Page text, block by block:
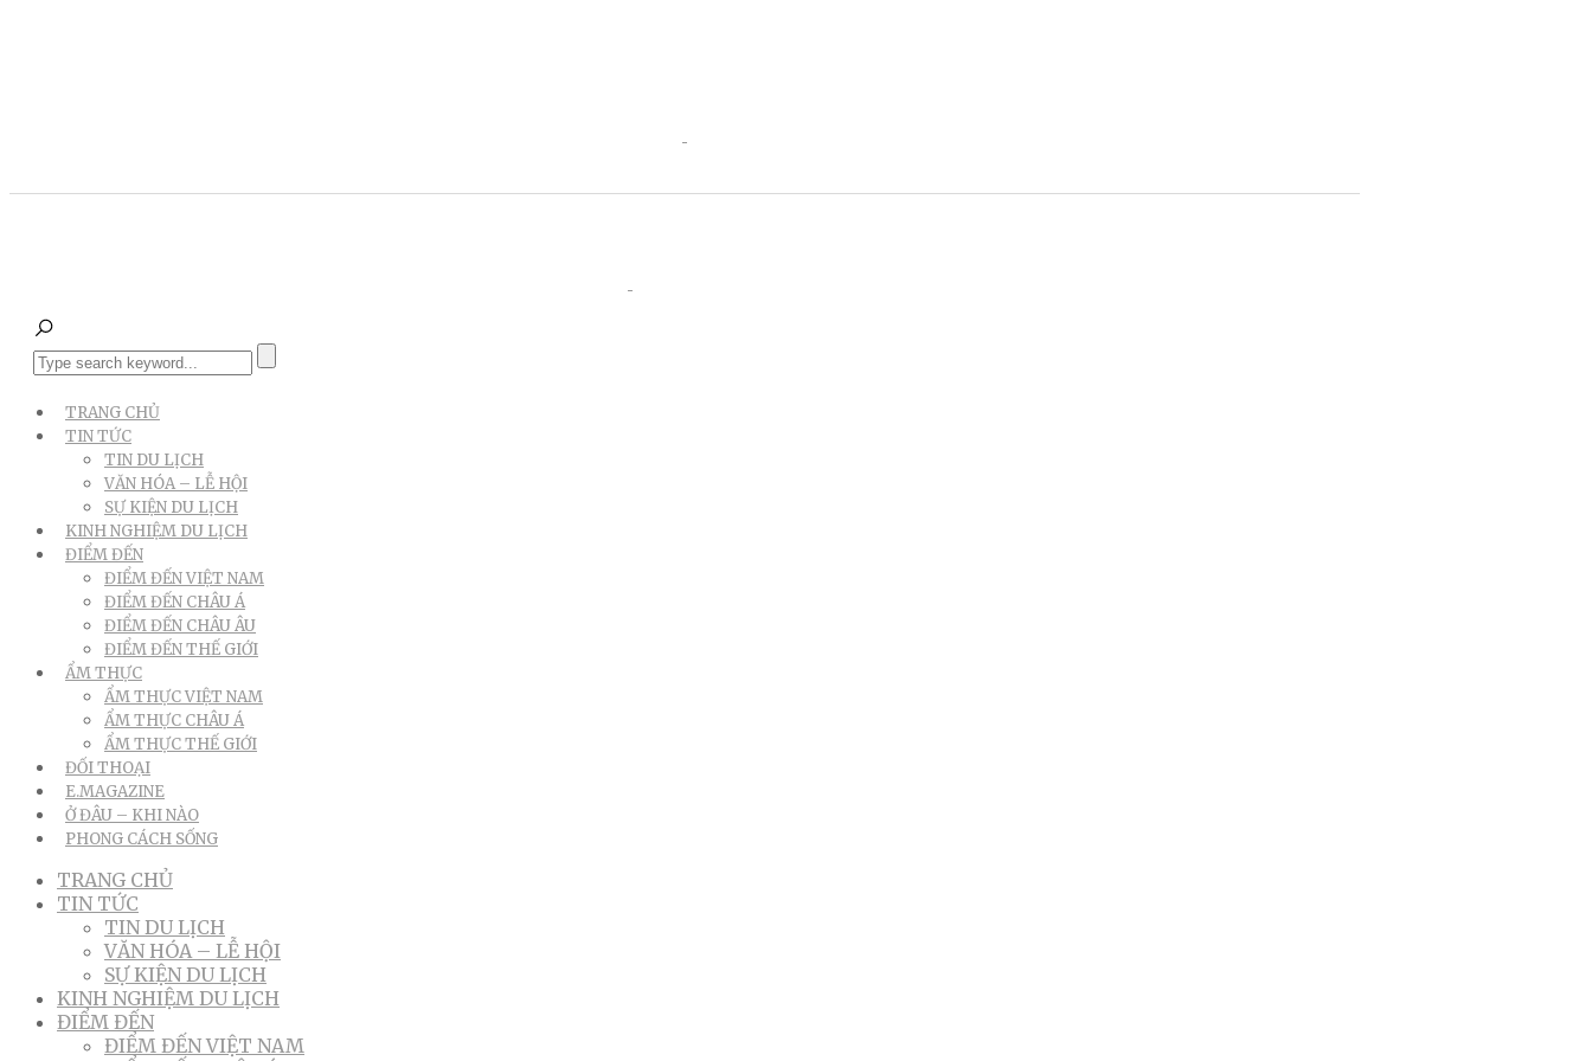
TRANG CHỦ
TIN TỨC
TIN DU LỊCH
VĂN HÓA – LỄ HỘI
SỰ KIỆN DU LỊCH
KINH NGHIỆM DU LỊCH
ĐIỂM ĐẾN
ĐIỂM ĐẾN VIỆT NAM
ĐIỂM ĐẾN CHÂU Á
ĐIỂM ĐẾN CHÂU ÂU
ĐIỂM ĐẾN THẾ GIỚI
ẨM THỰC
ẨM THỰC VIỆT NAM
ẨM THỰC CHÂU Á
ẨM THỰC THẾ GIỚI
ĐỐI THOẠI
E.MAGAZINE
Ở ĐÂU – KHI NÀO
PHONG CÁCH SỐNG
TRANG CHỦ
TIN TỨC
TIN DU LỊCH
VĂN HÓA – LỄ HỘI
SỰ KIỆN DU LỊCH
KINH NGHIỆM DU LỊCH
ĐIỂM ĐẾN
ĐIỂM ĐẾN VIỆT NAM